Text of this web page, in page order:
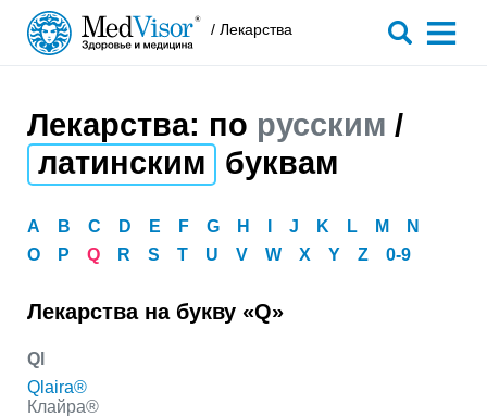
/ Лекарства
Лекарства: по русским /
латинским
буквам
A B C D E F G H J K L M
N
O
P Q R S T U V W X Y Z 0-9
Лекарства на букву «Q»
Ql
Qlaira®
Клайра®